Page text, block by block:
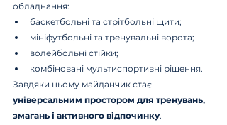
обладнання:
баскетбольні та стрітбольні щити;
мініфутбольні та тренувальні ворота;
волейбольні стійки;
комбіновані мультиспортивні рішення.
Завдяки цьому майданчик стає
універсальним простором для тренувань,
змагань і активного відпочинку.